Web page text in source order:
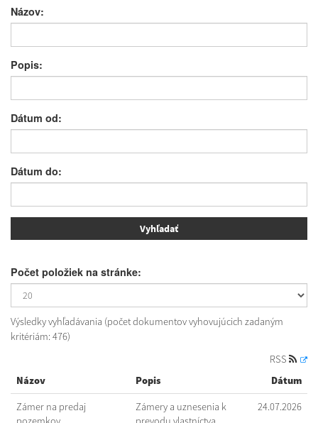
Názov:
Popis:
Dátum od:
Dátum do:
Počet položiek na stránke:
Výsledky vyhľadávania (počet dokumentov vyhovujúcich zadaným
kritériám: 476)
RSS
Názov
Popis Dátum
Zámer na predaj
Zámery a uznesenia k
24.07.2026